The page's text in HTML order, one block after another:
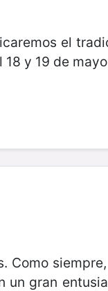
el
y 19 de
Como
gran